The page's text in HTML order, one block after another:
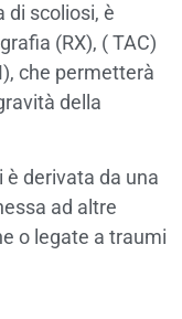
di scoliosi, è
(RX), ( TAC)
che permetterà
della
è derivata da una
ad altre
o legate a traumi